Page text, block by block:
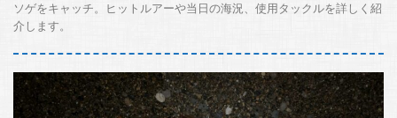
ソゲをキャッチ。ヒットルアーや当日の海況、使用タックルを詳しく紹
介します。